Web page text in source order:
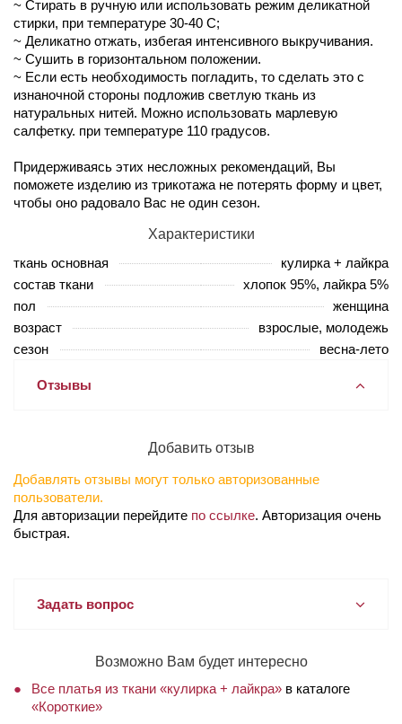
~ Стирать в ручную или использовать режим деликатной
стирки, при температуре 30-40 С;
~ Деликатно отжать, избегая интенсивного выкручивания.
~ Сушить в горизонтальном положении.
~ Если есть необходимость погладить, то сделать это с
изнаночной стороны подложив светлую ткань из
натуральных нитей. Можно использовать марлевую
салфетку. при температуре 110 градусов.
Придерживаясь этих несложных рекомендаций, Вы
поможете изделию из трикотажа не потерять форму и цвет,
чтобы оно радовало Вас не один сезон.
Характеристики
ткань основная
кулирка + лайкра
состав ткани
хлопок 95%, лайкра 5%
пол
женщина
возраст
взрослые, молодежь
сезон
весна-лето
Отзывы
Добавить отзыв
Добавлять отзывы могут только авторизованные
пользователи.
Для авторизации перейдите по ссылке. Авторизация очень
быстрая.
Задать вопрос
Возможно Вам будет интересно
Все платья из ткани «кулирка + лайкра» в каталоге
«Короткие»